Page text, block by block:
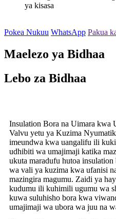
ya kisasa
Pokea Nukuu WhatsApp Pakua
Maelezo ya Bidhaa
Lebo za Bidhaa
Insulation Bora na Uimara kwa
Valvu yetu ya Kuzima
imeundwa kwa uangalifu ili
udhibiti wa umajimaji katika
ukuta maradufu hutoa
wa vali ya kuzima kwa ufanisi
mazingira magumu. Zaidi ya
kudumu ili kuhimili ugumu wa
kuwa suluhisho bora kwa
umajimaji wa ubora wa juu na